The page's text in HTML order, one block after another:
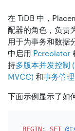
在 TiDB 中，
配器的角色，负责
用于为事务和数据
中启用 Percolator
持多版本并发控
MVCC) 和事务管理
下面示例显示了如
BEGIN; SET